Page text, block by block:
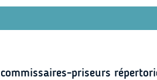
commissaires-priseurs